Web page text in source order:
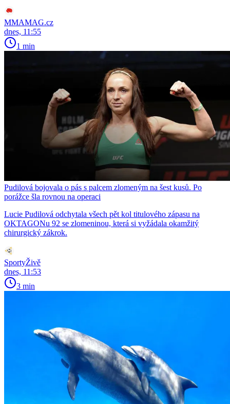
MMAMAG.cz
dnes, 11:55
1 min
Pudilová bojovala o pás s palcem zlomeným na šest kusů. Po
porážce šla rovnou na operaci
Lucie Pudilová odchytala všech pět kol titulového zápasu na
OKTAGONu 92 se zlomeninou, která si vyžádala okamžitý
chirurgický zákrok.
SportyŽivě
dnes, 11:53
3 min